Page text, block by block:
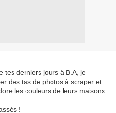
tes derniers jours à B.A, je
des tas de photos à scraper et
les couleurs de leurs maisons
!